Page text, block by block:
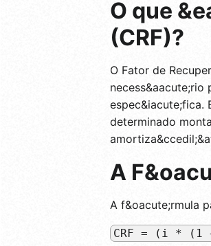
O que
(CRF)?
O Fator de
espec&iacute;fica.
determinado
A
A f&oacute;rmula
CRF = (i *